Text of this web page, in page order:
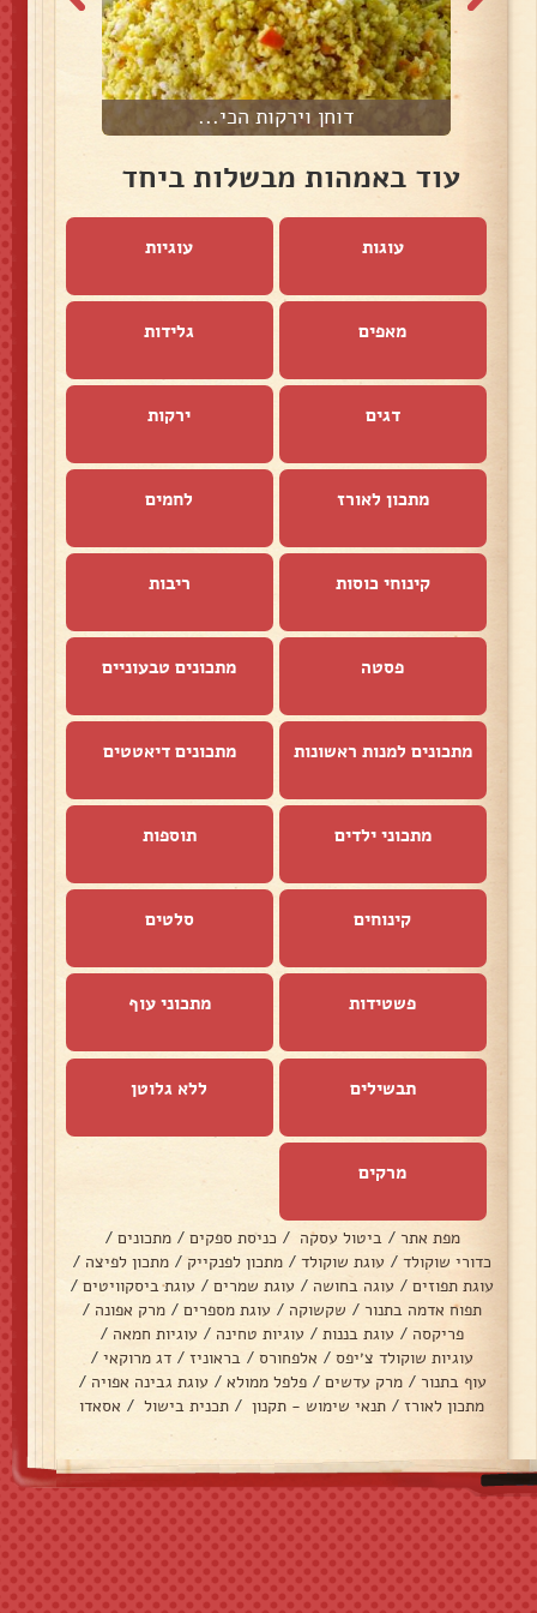
דוחן וירקות הכי...
עוד באמהות מבשלות ביחד
עוגות עוגיות
מאפים גלידות
דגים ירקות
מתכון לאורז לחמים
קינוחי כוסות ריבות
פסטה מתכונים טבעוניים
מתכונים למנות ראשונות מתכונים דיאטטים
מתכוני ילדים תוספות
קינוחים סלטים
פשטידות מתכוני עוף
תבשילים ללא גלוטן
מרקים
מפת אתר / ביטול עסקה / כניסת ספקים / מתכונים /
כדורי שוקולד / עוגת שוקולד / מתכון לפנקייק / מתכון לפיצה /
עוגת תפוזים / עוגה בחושה / עוגת שמרים / עוגת ביסקוויטים /
תפוח אדמה בתנור / שקשוקה / עוגת מספרים / מרק אפונה /
פריקסה / עוגת בננות / עוגיות טחינה / עוגיות חמאה /
עוגיות שוקולד צ׳יפס / אלפחורס / בראוניז / דג מרוקאי /
עוף בתנור / מרק עדשים / פלפל ממולא / עוגת גבינה אפויה /
מתכון לאורז / תנאי שימוש - תקנון / תכנית בישול / אסאדו